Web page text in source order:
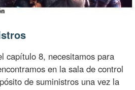
capítulo 8, necesitamos para
en la sala de control
de suministros una vez la